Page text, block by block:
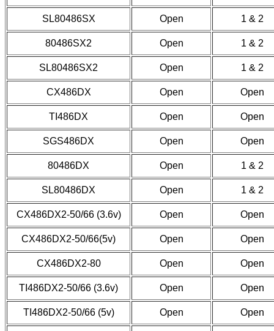
SL80486SX Open 1 & 2
80486SX2 Open 1 & 2
SL80486SX2 Open 1 & 2
CX486DX Open Open
TI486DX Open Open
SGS486DX Open Open
80486DX Open 1 & 2
SL80486DX Open 1 & 2
CX486DX2-50/66 (3.6v) Open Open
CX486DX2-50/66(5v) Open Open
CX486DX2-80 Open Open
TI486DX2-50/66 (3.6v) Open Open
TI486DX2-50/66 (5v) Open Open